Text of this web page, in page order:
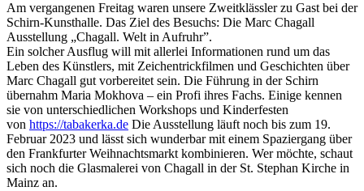
Am vergangenen Freitag waren unsere Zweitklässler zu Gast bei der
Schirn-Kunsthalle. Das Ziel des Besuchs: Die Marc Chagall
Ausstellung „Chagall. Welt in Aufruhr”.
Ein solcher Ausflug will mit allerlei Informationen rund um das
Leben des Künstlers, mit Zeichentrickfilmen und Geschichten über
Marc Chagall gut vorbereitet sein. Die Führung in der Schirn
übernahm Maria Mokhova – ein Profi ihres Fachs. Einige kennen
sie von unterschiedlichen Workshops und Kinderfesten
von https://tabakerka.de Die Ausstellung läuft noch bis zum 19.
Februar 2023 und lässt sich wunderbar mit einem Spaziergang über
den Frankfurter Weihnachtsmarkt kombinieren. Wer möchte, schaut
sich noch die Glasmalerei von Chagall in der St. Stephan Kirche in
Mainz an.